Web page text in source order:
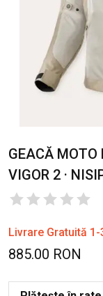
GEACĂ MOTO
VIGOR 2 ·
Livrare Gratuită
885.00 RON